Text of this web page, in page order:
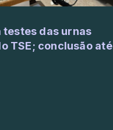
testes das urnas
TSE; conclusão até